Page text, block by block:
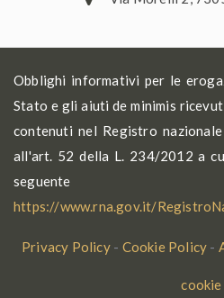
Obblighi informativi per le
Stato e gli aiuti de minimis
contenuti nel Registro
all'art. 52 della L. 234/2012 a
https://www.rna.gov.it/
Privacy Policy- Cookie Policy -
cookie